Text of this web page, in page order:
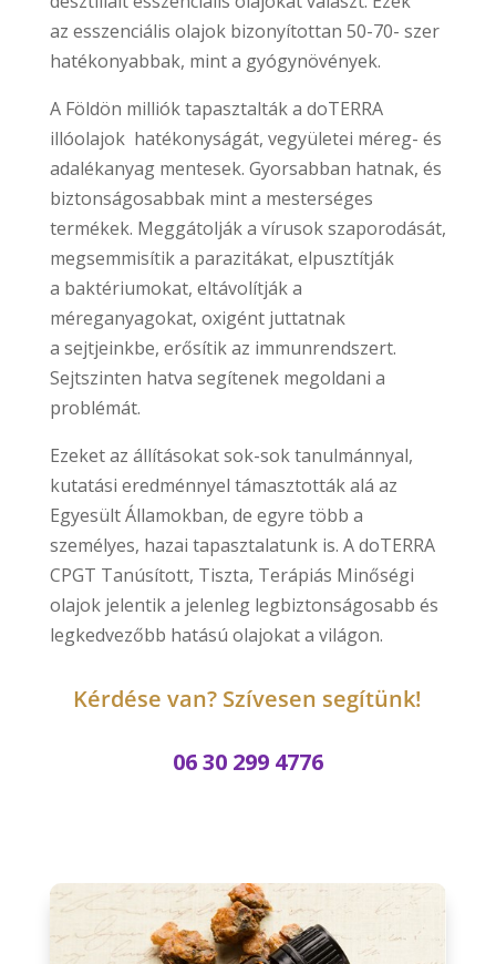
az esszenciális olajok bizonyítottan 50-70- szer
hatékonyabbak, mint a gyógynövények.
A Földön milliók tapasztalták a doTERRA
illóolajok hatékonyságát, vegyületei méreg- és
adalékanyag mentesek. Gyorsabban hatnak, és
biztonságosabbak mint a mesterséges
termékek. Meggátolják a vírusok szaporodását,
megsemmisítik a parazitákat, elpusztítják
a baktériumokat, eltávolítják a
méreganyagokat, oxigént juttatnak
a sejtjeinkbe, erősítik az immunrendszert.
Sejtszinten hatva segítenek megoldani a
problémát.
Ezeket az állításokat sok-sok tanulmánnyal,
kutatási eredménnyel támasztották alá az
Egyesült Államokban, de egyre több a
személyes, hazai tapasztalatunk is. A doTERRA
CPGT Tanúsított, Tiszta, Terápiás Minőségi
olajok jelentik a jelenleg legbiztonságosabb és
legkedvezőbb hatású olajokat a világon.
Kérdése van? Szívesen segítünk!
06 30 299 4776